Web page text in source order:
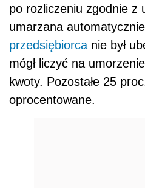
po rozliczeniu zgodnie z
umarzana
przedsiębiorca nie był
mógł liczyć na
kwoty. Pozostałe 25
oprocentowane.